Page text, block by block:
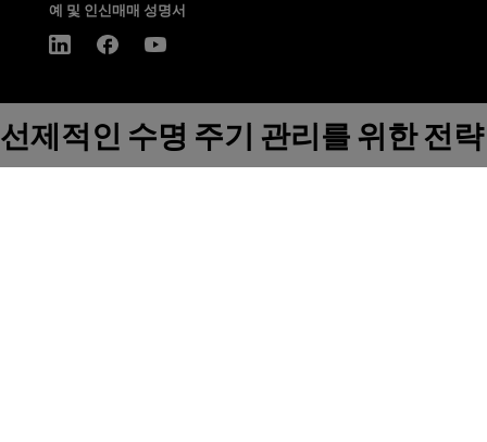
예 및 인신매매 성명서
선제적인 수명 주기 관리를 위한 전략